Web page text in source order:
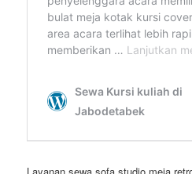
Layanan sewa sofa studio meja